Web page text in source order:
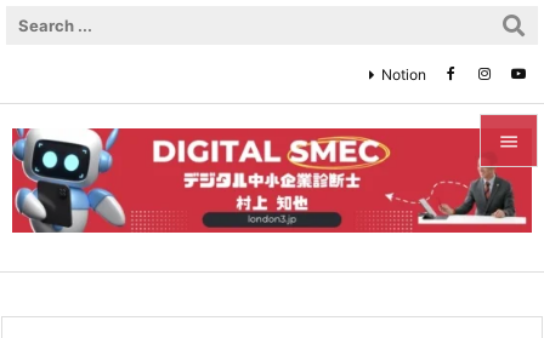


メニュ

Notion